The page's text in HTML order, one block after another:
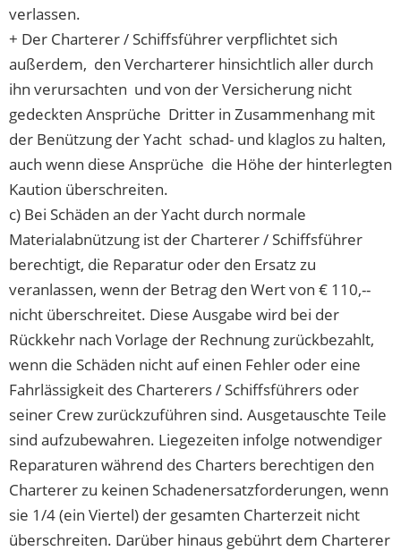
verlassen.
+ Der Charterer / Schiffsführer verpflichtet sich
außerdem, den Vercharterer hinsichtlich aller durch
ihn verursachten und von der Versicherung nicht
gedeckten Ansprüche Dritter in Zusammenhang mit
der Benützung der Yacht schad- und klaglos zu halten,
auch wenn diese Ansprüche die Höhe der hinterlegten
Kaution überschreiten.
c) Bei Schäden an der Yacht durch normale
Materialabnützung ist der Charterer / Schiffsführer
berechtigt, die Reparatur oder den Ersatz zu
veranlassen, wenn der Betrag den Wert von € 110,--
nicht überschreitet. Diese Ausgabe wird bei der
Rückkehr nach Vorlage der Rechnung zurückbezahlt,
wenn die Schäden nicht auf einen Fehler oder eine
Fahrlässigkeit des Charterers / Schiffsführers oder
seiner Crew zurückzuführen sind. Ausgetauschte Teile
sind aufzubewahren. Liegezeiten infolge notwendiger
Reparaturen während des Charters berechtigen den
Charterer zu keinen Schadenersatzforderungen, wenn
sie 1/4 (ein Viertel) der gesamten Charterzeit nicht
überschreiten. Darüber hinaus gebührt dem Charterer